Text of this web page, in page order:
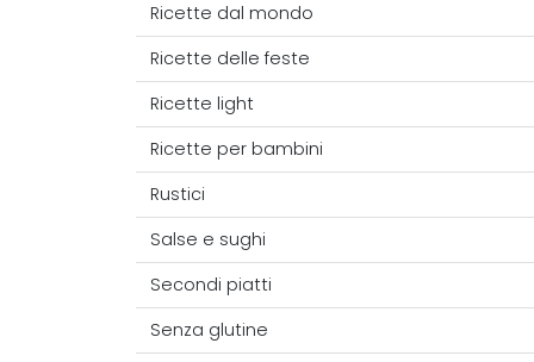
Ricette dal mondo
Ricette delle feste
Ricette light
Ricette per bambini
Rustici
Salse e sughi
Secondi piatti
Senza glutine